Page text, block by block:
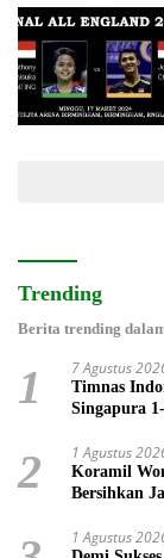
Trending
Berita trending
1 7 Agustus
Timnas
Singapura 1-
2 1 Agustus
Koramil
Bersihkan
1 Agustus